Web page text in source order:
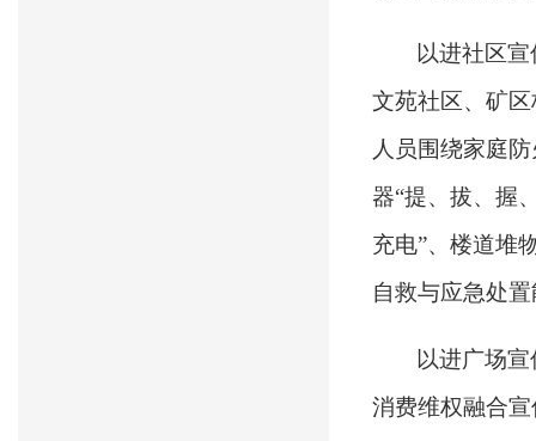
以进社区
文苑社区、矿
人员围绕家庭
器“提、拔、握
充电”、楼道堆
自救与应急处
以进广场
消费维权融合